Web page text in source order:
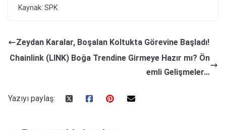
Kaynak: SPK
Zeydan Karalar, Boşalan Koltukta Görevine Başladı!
Chainlink (LINK) Boğa Trendine Girmeye Hazır mı? Ön
emli Gelişmeler…
Yazıyı paylaş: